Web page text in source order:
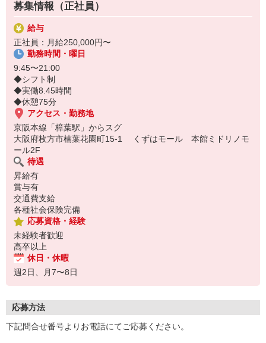
募集情報（正社員）
給与
正社員：月給250,000円〜
勤務時間・曜日
9:45〜21:00
◆シフト制
◆実働8.45時間
◆休憩75分
アクセス・勤務地
京阪本線「樟葉駅」からスグ
大阪府枚方市楠葉花園町15-1 くずはモール 本館ミドリノモ
ール2F
待遇
昇給有
賞与有
交通費支給
各種社会保険完備
応募資格・経験
未経験者歓迎
高卒以上
休日・休暇
週2日、月7〜8日
応募方法
下記問合せ番号よりお電話にてご応募ください。